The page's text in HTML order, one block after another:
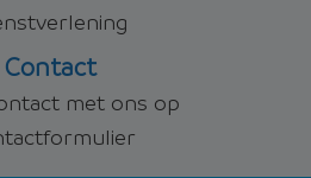
Contact
met ons op